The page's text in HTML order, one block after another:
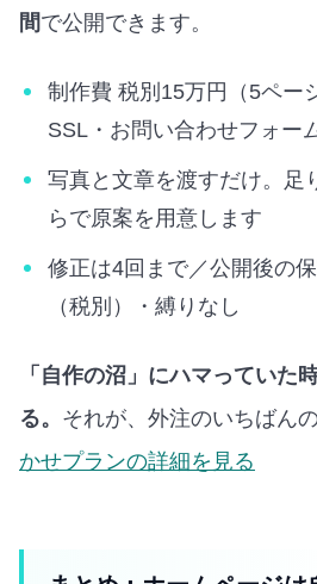
間で公開できます。
制作費 税別15万円（5ペー
SSL・お問い合わせフォー
写真と文章を渡すだけ。足
らで原案を用意します
修正は4回まで／公開後の
（税別）・縛りなし
「自作の沼」にハマっていた
る。 それが、外注のいちばん
かせプランの詳細を見る